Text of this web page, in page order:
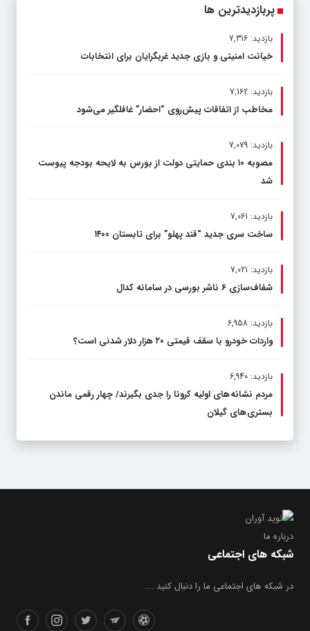
پربازدیدترین ها
بازدید: 7,316
خیانت امنیتی و بازی جدید غربگرایان برای انتخابات
بازدید: 7,162
مخاطب از اتفاقات پیش‌روی “احضار” غافلگیر می‌شود
بازدید: 7,079
مصوبه ۱۰ بندی حمایتی دولت از بورس به لایحه بودجه پیوست
شد
بازدید: 7,061
ساخت سری جدید “قند پهلو” برای تابستان ۱۴۰۰
بازدید: 7,021
شفاف‌سازی ۶ ناشر بورسی در سامانه کدال
بازدید: 6,958
واردات خودرو با سقف قیمتی ۲۰ هزار دلار شدنی است؟
بازدید: 6,940
مردم نشانه های اولیه کرونا را جدی بگیرند/ چهار رقمی ماندن
بستری های گیلان
درباره ما
شبکه های اجتماعی
در شبکه های اجتماعی ما را دنبال کنید ...